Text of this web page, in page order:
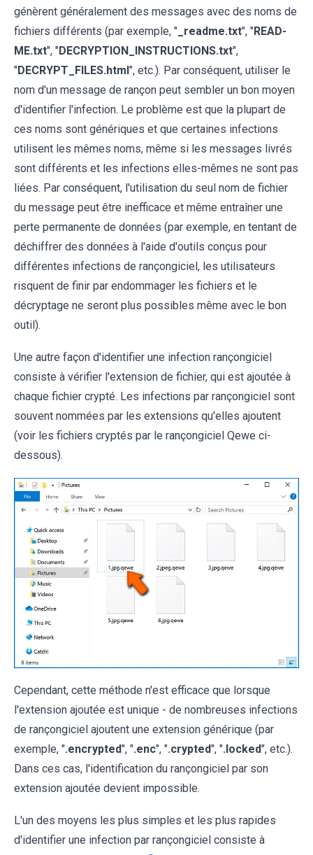
génèrent généralement des messages avec des noms de
fichiers différents (par exemple, " _readme.txt", "READ-
ME.txt", "DECRYPTION_INSTRUCTIONS.txt",
"DECRYPT_FILES.html ", etc.). Par conséquent, utiliser le
nom d'un message de rançon peut sembler un bon moyen
d'identifier l'infection. Le problème est que la plupart de
ces noms sont génériques et que certaines infections
utilisent les mêmes noms, même si les messages livrés
sont différents et les infections elles-mêmes ne sont pas
liées. Par conséquent, l'utilisation du seul nom de fichier
du message peut être inefficace et même entraîner une
perte permanente de données (par exemple, en tentant de
déchiffrer des données à l'aide d'outils conçus pour
différentes infections de rançongiciel, les utilisateurs
risquent de finir par endommager les fichiers et le
décryptage ne seront plus possibles même avec le bon
outil).
Une autre façon d'identifier une infection rançongiciel
consiste à vérifier l'extension de fichier, qui est ajoutée à
chaque fichier crypté. Les infections par rançongiciel sont
souvent nommées par les extensions qu'elles ajoutent
(voir les fichiers cryptés par le rançongiciel Qewe ci-
dessous).
Cependant, cette méthode n'est efficace que lorsque
l'extension ajoutée est unique - de nombreuses infections
de rançongiciel ajoutent une extension générique (par
exemple, ".encrypted", ".enc", ".crypted", ".locked", etc.).
Dans ces cas, l'identification du rançongiciel par son
extension ajoutée devient impossible.
L'un des moyens les plus simples et les plus rapides
d'identifier une infection par rançongiciel consiste à